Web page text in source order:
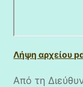
Λήψη αρχείου
Από τη